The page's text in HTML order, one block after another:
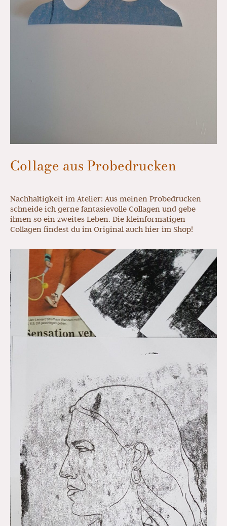
Collage aus Probedrucken
Nachhaltigkeit im Atelier: Aus meinen Probedrucken
schneide ich gerne fantasievolle Collagen und gebe
ihnen so ein zweites Leben. Die kleinformatigen
Collagen findest du im Original auch hier im Shop!